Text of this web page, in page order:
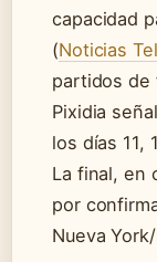
capacidad
(Noticias
partidos de
Pixidia
los días 11,
La final, en
por
Nueva